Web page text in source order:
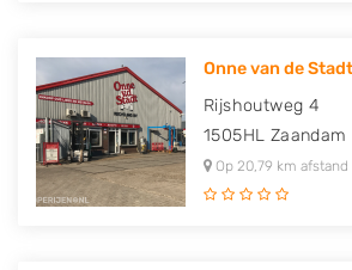
Onne van de
Rijshoutweg 4
1505HL Zaandam
Op 20,79 km afstand